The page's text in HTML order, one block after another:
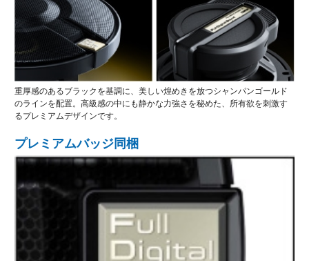
重厚感のあるブラックを基調に、美しい煌めきを放つシャンパンゴールド
のラインを配置。高級感の中にも静かな力強さを秘めた、所有欲を刺激す
るプレミアムデザインです。
プレミアムバッジ同梱